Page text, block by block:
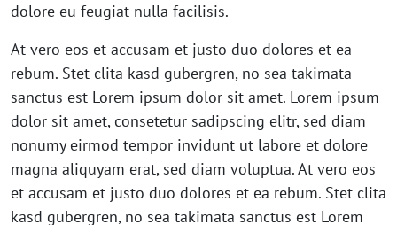
dolore eu feugiat nulla facilisis.
At vero eos et accusam et justo duo dolores et ea
rebum. Stet clita kasd gubergren, no sea takimata
sanctus est Lorem ipsum dolor sit amet. Lorem ipsum
dolor sit amet, consetetur sadipscing elitr, sed diam
nonumy eirmod tempor invidunt ut labore et dolore
magna aliquyam erat, sed diam voluptua. At vero eos
et accusam et justo duo dolores et ea rebum. Stet clita
kasd gubergren, no sea takimata sanctus est Lorem